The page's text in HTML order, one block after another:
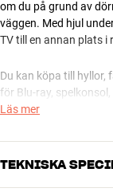
om du på grund av
väggen. Med hjul
TV till en annan plats i
Du kan köpa till hyllor,
för Blu-ray,
kan du dölja invändigt
Bülow Stand BS15C
Läs mer
TEKNISKA